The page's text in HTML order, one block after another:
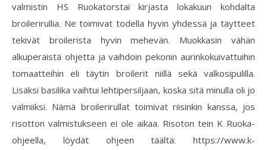
valmistin HS Ruokatorstai kirjasta lokakuun kohdalta
broilerirullia. Ne toimivat todella hyvin yhdessä ja täytteet
tekivät broilerista hyvin mehevän. Muokkasin vähän
alkuperäistä ohjetta ja vaihdoin pekonin aurinkokuivattuihin
tomaatteihin eli täytin broilerit niillä sekä valkosipulilla.
Lisäksi basilika vaihtui lehtipersiljaan, koska sitä minulla oli jo
valmiiksi. Nämä broilerirullat toimivat riisinkin kanssa, jos
risotton valmistukseen ei ole aikaa. Risoton tein K Ruoka-
ohjeella, löydät ohjeen täältä: https://www.k-